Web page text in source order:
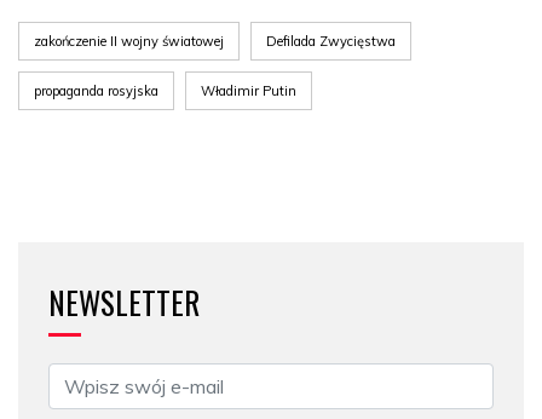
zakończenie II wojny światowej Defilada Zwycięstwa
propaganda rosyjska Władimir Putin
NEWSLETTER